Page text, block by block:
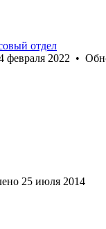
отдел
февраля 2022 •
25 июля 2014